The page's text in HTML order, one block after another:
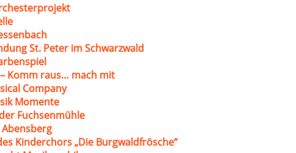
St. Peter im Schwarzwald
Komm raus… mach mit
Company
Momente
Fuchsenmühle
Kinderchors „Die Burgwaldfrösche“